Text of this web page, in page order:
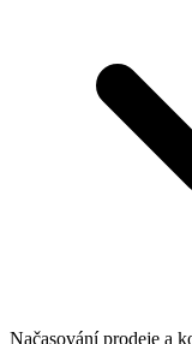
Načasování prodeje a